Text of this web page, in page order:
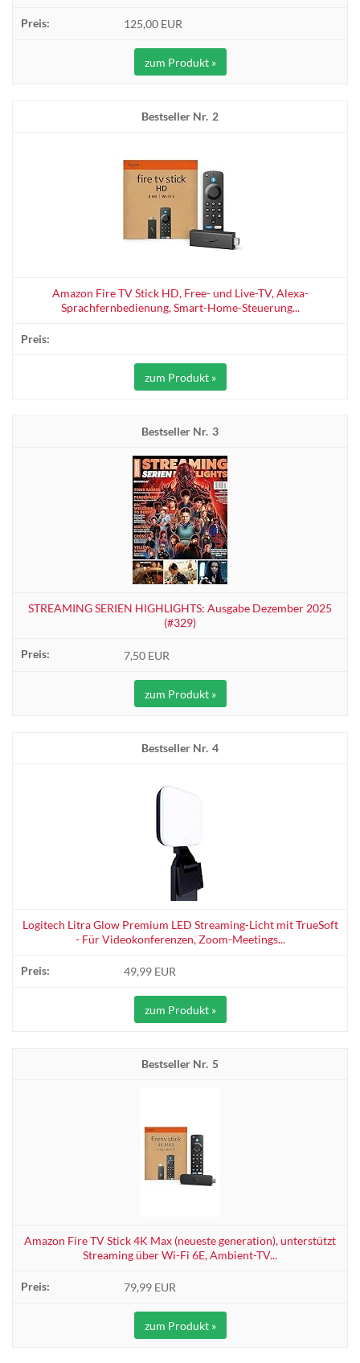
125,00 EUR
zum Produkt »
2
Amazon Fire TV Stick HD, Free- und Live-TV, Alexa-
Sprachfernbedienung, Smart-Home-Steuerung...
zum Produkt »
3
STREAMING SERIEN HIGHLIGHTS: Ausgabe Dezember 2025
(#329)
7,50 EUR
zum Produkt »
4
Logitech Litra Glow Premium LED Streaming-Licht mit TrueSoft
- Für Videokonferenzen, Zoom-Meetings...
49,99 EUR
zum Produkt »
5
Amazon Fire TV Stick 4K Max (neueste generation), unterstützt
Streaming über Wi-Fi 6E, Ambient-TV...
79,99 EUR
zum Produkt »